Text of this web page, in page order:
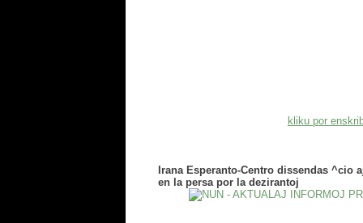
kliku por
Irana Esperanto-Centro dissendas ^cio
en la persa por la dezirantoj